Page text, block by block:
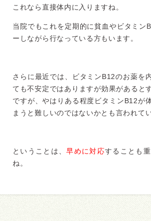
これなら直接体内に入りますね。
当院でもこれを定期的に貧血やビタミン
ーしながら行なっている方もいます。
さらに最近では、ビタミンB12のお薬を
ても不安定ではありますが効果があると
ですが、やはりある程度ビタミンB12が
まうと難しいのではないかとも言われて
ということは、早めに対応することも
ね。